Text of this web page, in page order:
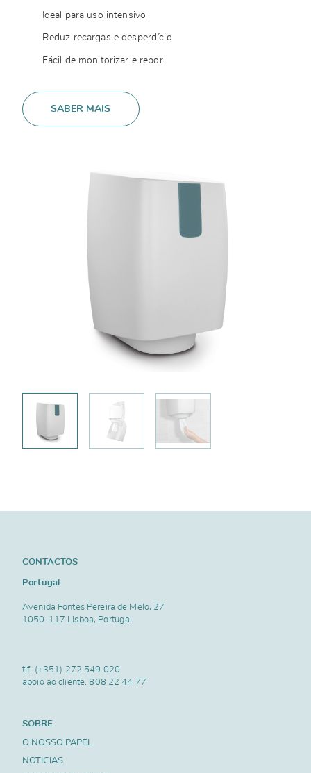
Ideal para uso intensivo
Reduz recargas e desperdício
Fácil de monitorizar e repor.
SABER MAIS
CONTACTOS
Portugal
Avenida Fontes Pereira de Melo, 27
1050-117 Lisboa, Portugal
tlf. (+351) 272 549 020
apoio ao cliente.808 22 44 77
SOBRE
O NOSSO PAPEL
NOTICIAS